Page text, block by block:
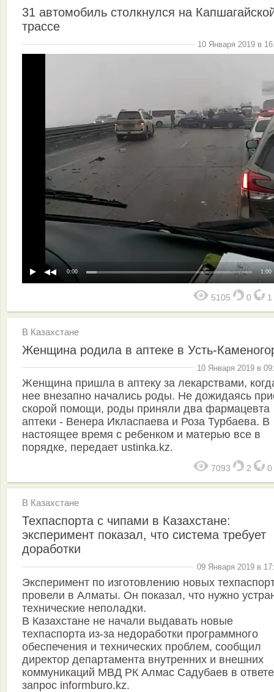
31 автомобиль столкнулся на
трассе
10 Января 2019 в
0:00 1:00
5105 0 1
В Казахстане
Женщина родила в аптеке в Усть-
10 Января 2019 в
Женщина пришла в аптеку за лекарствами,
нее внезапно начались роды. Не дожидаясь
скорой помощи, роды приняли два фармацевта
аптеки - Венера Икласпаева и Роза Турбаева. В
настоящее время с ребенком и матерью все в
порядке, передает ustinka.kz.
7093 2 0
В Казахстане
Техпаспорта с чипами в Казахстане:
эксперимент показал, что система требует
доработки
09 Января 2019 в
Эксперимент по изготовлению новых
провели в Алматы. Он показал, что нужно
технические неполадки.
В Казахстане не начали выдавать новые
техпаспорта из-за недоработки программного
обеспечения и технических проблем, сообщил
директор департамента внутренних и внешних
коммуникаций МВД РК Алмас Садубаев в
запрос informburo.kz.